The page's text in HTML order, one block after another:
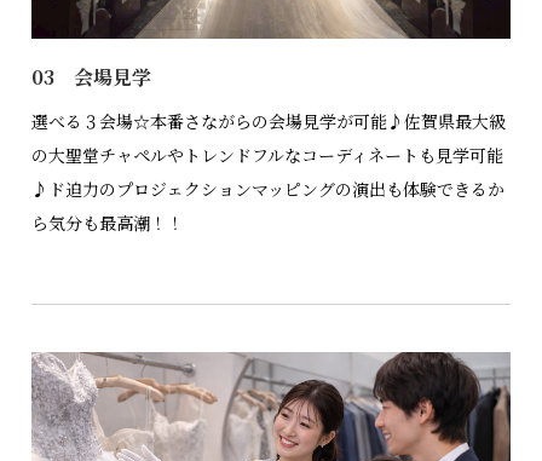
03 会場見学
選べる３会場☆本番さながらの会場見学が可能♪佐賀県最大級
の大聖堂チャペルやトレンドフルなコーディネートも見学可能
♪ド迫力のプロジェクションマッピングの演出も体験できるか
ら気分も最高潮！！